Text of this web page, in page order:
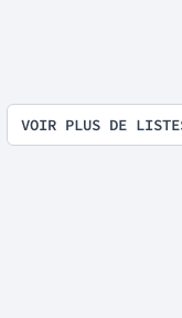
VOIR PLUS DE